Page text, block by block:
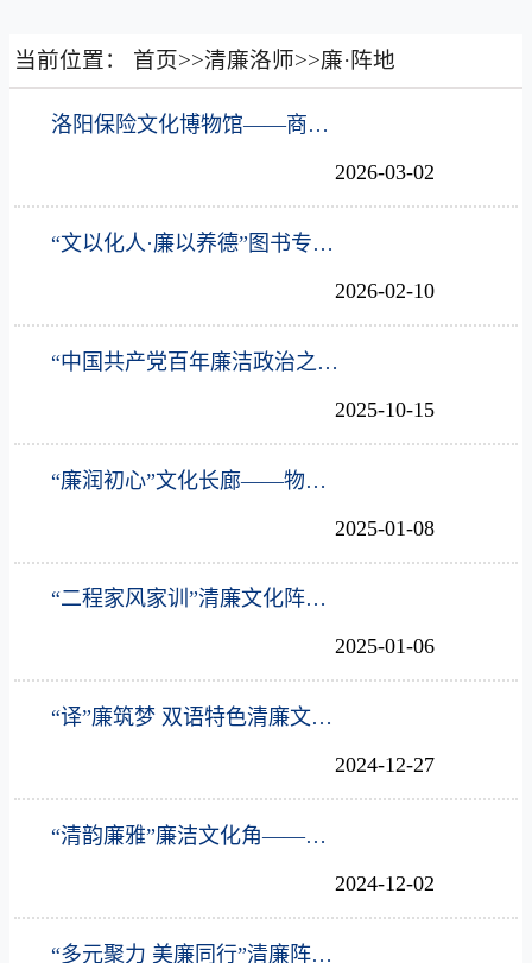
当前位置： 首页>>清廉洛师>>廉·阵地
洛阳保险文化博物馆——商学院
2026-03-02
“文以化人·廉以养德”图书专架——图书馆
2026-02-10
“中国共产党百年廉洁政治之路”专题展——马克思主义学院
2025-10-15
“廉润初心”文化长廊——物理与电子信息学院
2025-01-08
“二程家风家训”清廉文化阵地——数学科学学院
2025-01-06
“译”廉筑梦 双语特色清廉文化阵地——外国语学院
2024-12-27
“清韵廉雅”廉洁文化角——龙门书院二号学生社区
2024-12-02
“多元聚力 美廉同行”清廉阵地——美术与艺术设计学院